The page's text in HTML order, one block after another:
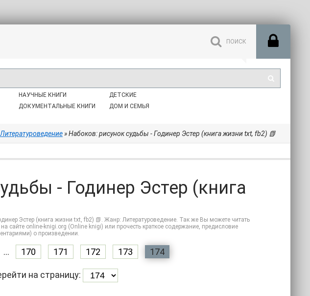
НАУЧНЫЕ КНИГИ
ДОКУМЕНТАЛЬНЫЕ КНИГИ
ДЕТСКИЕ
ДОМ И СЕМЬЯ
Литературоведение» Набоков: рисунок судьбы - Годинер Эстер (книга жизни txt, fb2) 📗
- Годинер Эстер (книга
Эстер (книга жизни txt, fb2) 📗. Жанр: Литературоведение. Так же Вы можете читать
сайте online-knigi.org (Online knigi) или прочесть краткое содержание, предисловие
о произведении.
... 170 171 172 173 174
на страницу: